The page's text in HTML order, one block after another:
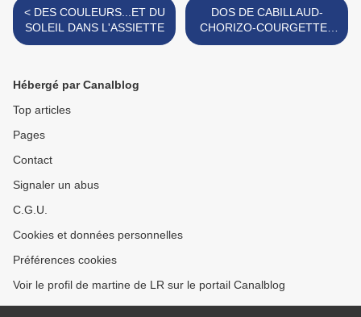
< DES COULEURS...ET DU
SOLEIL DANS L'ASSIETTE
DOS DE CABILLAUD-
CHORIZO-COURGETTES
>
Hébergé par Canalblog
Top articles
Pages
Contact
Signaler un abus
C.G.U.
Cookies et données personnelles
Préférences cookies
Voir le profil de martine de LR sur le portail Canalblog